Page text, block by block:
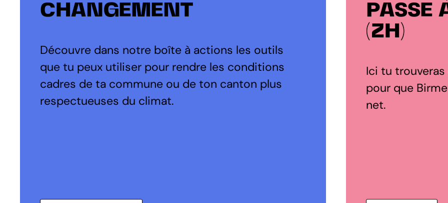
CHANGEMENT
Découvre dans notre boîte à actions les outils
que tu peux utiliser pour rendre les conditions
cadres de ta commune ou de ton canton plus
respectueuses du climat.
PASSE
(ZH)
Ici tu
pour que
net.